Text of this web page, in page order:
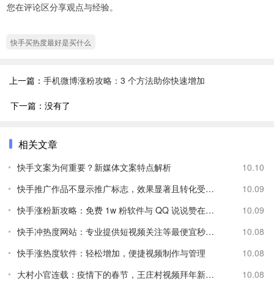
您在评论区分享观点与经验。
快手买热度最好是买什么
上一篇： 手机微博涨粉攻略：3 个方法助你快速增加
下一篇：没有了
相关文章
快手文案为何重要？新媒体文案特点解析
10.10
快手推广作品不显示推广标志，效果显著且转化受多因素影响
10.09
快手涨粉新攻略：免费 1w 粉软件与 QQ 说说赞在线自助下单网站
10.09
快手冲热度网站：专业提供短视频关注等最便宜秒刷服务
10.08
快手涨热度软件：轻松增加，便捷视频制作与管理
10.08
大村小官连载：疫情下的春节，王庄村视频拜年新方式应运而生
10.08